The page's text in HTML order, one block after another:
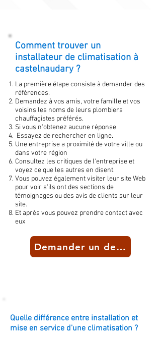
Comment trouver un
installateur de climatisation à
castelnaudary ?
La première étape consiste à demander des
références.
Demandez à vos amis, votre famille et vos
voisins les noms de leurs plombiers
chauffagistes préférés.
Si vous n'obtenez aucune réponse
Essayez de rechercher en ligne.
Une entreprise a proximité de votre ville ou
dans votre région
Consultez les critiques de l'entreprise et
voyez ce que les autres en disent.
Vous pouvez également visiter leur site Web
pour voir s'ils ont des sections de
témoignages ou des avis de clients sur leur
site.
Et après vous pouvez prendre contact avec
eux
Demander un devis
Quelle différence entre installation et
mise en service d'une climatisation ?